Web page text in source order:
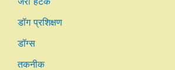
डॉग प्रशिक्षण
डॉग्स
तकनीक